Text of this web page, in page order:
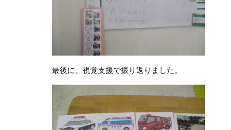
最後に、視覚支援で振り返りました。